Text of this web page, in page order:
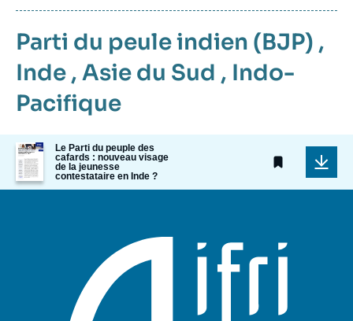
Parti du peule indien (BJP) ,
Inde , Asie du Sud , Indo-
Pacifique
Image
de
couverture
de
Le Parti du peuple des
cafards : nouveau visage
de la jeunesse
contestataire en Inde ?